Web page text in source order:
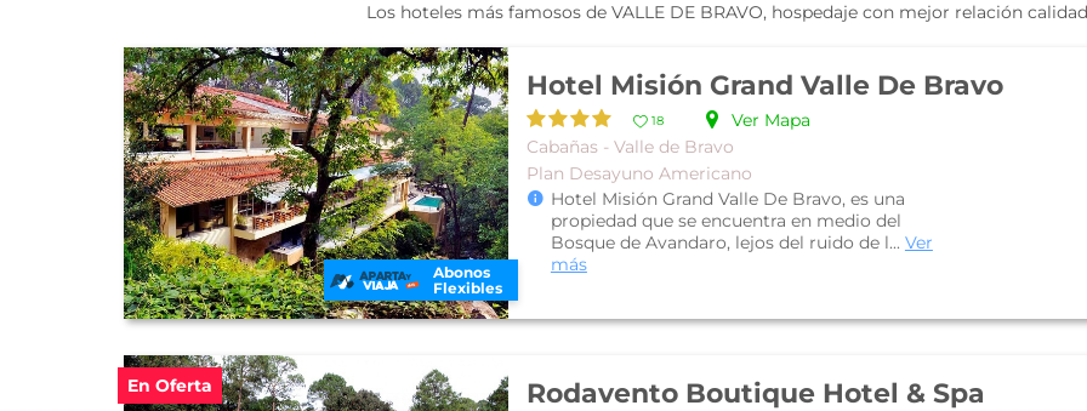
Los hoteles más famosos de VALLE DE BRAVO, hospedaje con mejor relación
Abonos
Flexibles
Hotel Misión Grand Valle De Bravo
18
Ver Mapa
Cabañas - Valle de Bravo
Plan Desayuno Americano
Hotel Misión Grand Valle De Bravo, es una
propiedad que se encuentra en medio del
Bosque de Avandaro, lejos del ruido de l... Ver
más
En Oferta Rodavento Boutique Hotel & Spa